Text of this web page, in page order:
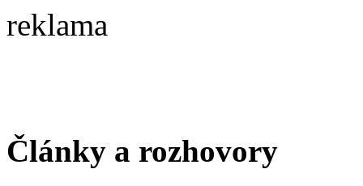
reklama
Články a rozhovory